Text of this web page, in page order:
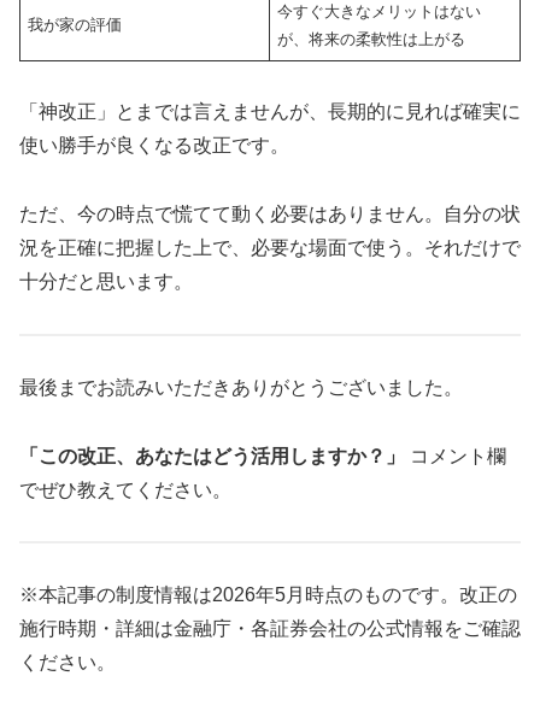
我が家の評価
今すぐ大きなメリットはない
が、将来の柔軟性は上がる
「神改正」とまでは言えませんが、長期的に見れば確実に
使い勝手が良くなる改正です。
ただ、今の時点で慌てて動く必要はありません。自分の状
況を正確に把握した上で、必要な場面で使う。それだけで
十分だと思います。
最後までお読みいただきありがとうございました。
「この改正、あなたはどう活用しますか？」
コメント欄
でぜひ教えてください。
※本記事の制度情報は2026年5月時点のものです。改正の
施行時期・詳細は金融庁・各証券会社の公式情報をご確認
ください。